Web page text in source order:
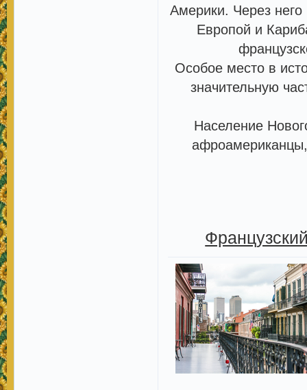
Америки. Через
Европой и
Особое место в
значительную
Население